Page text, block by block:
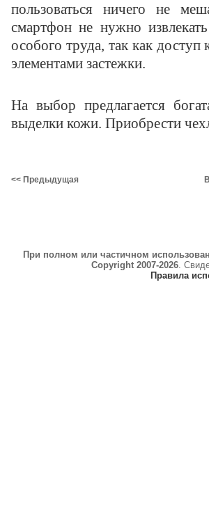
пользоваться ничего не
смартфон не нужно
особого труда, так как
элементами застежки.
На выбор предлагается
выделки кожи. Приобрести
<< Предыдущая
При полном или частичном
Copyright 2007-2026.
Правила